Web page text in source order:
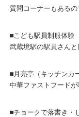
質問コーナーもある
■こども駅員制服体験
武蔵境駅の駅員さん
■月亮亭（キッチンカ
中華ファストフード
■チョークで落書き・